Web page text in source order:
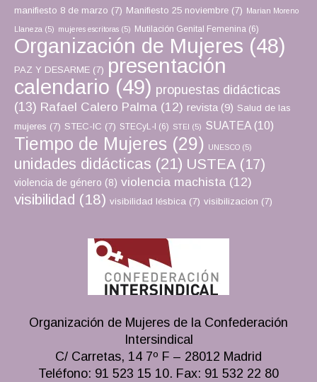
manifiesto 8 de marzo (7) Manifiesto 25 noviembre (7) Marian Moreno
Llaneza (5) mujeres escritoras (5) Mutilación Genital Femenina (6)
Organización de Mujeres (48)
PAZ Y DESARME (7) presentación
calendario (49) propuestas didácticas
(13) Rafael Calero Palma (12) revista (9) Salud de las
mujeres (7) STEC-IC (7) STECyL-I (6) STEI (5) SUATEA (10)
Tiempo de Mujeres (29) UNESCO (5)
unidades didácticas (21) USTEA (17)
violencia de género (8) violencia machista (12)
visibilidad (18) visibilidad lésbica (7) visibilizacion (7)
Organización de Mujeres de la Confederación
Intersindical
C/ Carretas, 14 7º F – 28012 Madrid
Teléfono: 91 523 15 10. Fax: 91 532 22 80